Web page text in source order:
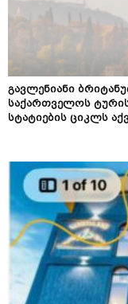
გავლენიანი
საქართველოს
სტატიების ციკლს